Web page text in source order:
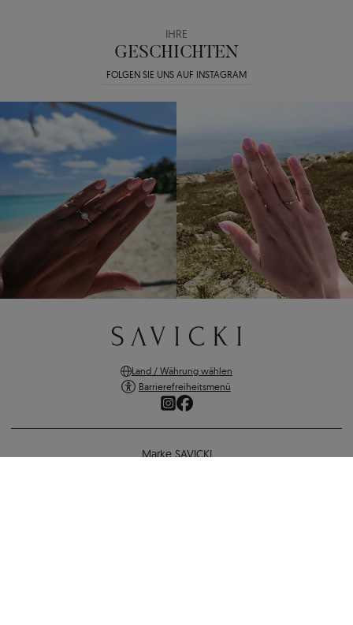
IHRE
GESCHICHTEN
FOLGEN SIE UNS AUF INSTAGRAM
Land / Währung wählen
Barrierefreiheitsmenü
Marke SAVICKI